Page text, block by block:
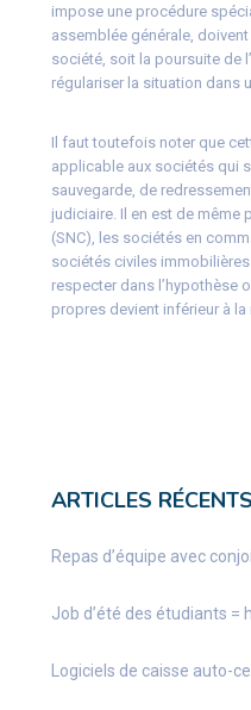
impose une procédure
assemblée générale,
société, soit la poursuite de
régulariser la situation dans
Il faut toutefois noter que
applicable aux sociétés qui
sauvegarde, de
judiciaire. Il en est de
(SNC), les sociétés en
sociétés civiles immobilières
respecter dans l’hypothèse
propres devient inférieur à la
ARTICLES RÉCENTS
Repas d’équipe avec
Job d’été des étudiants =
Logiciels de caisse auto-